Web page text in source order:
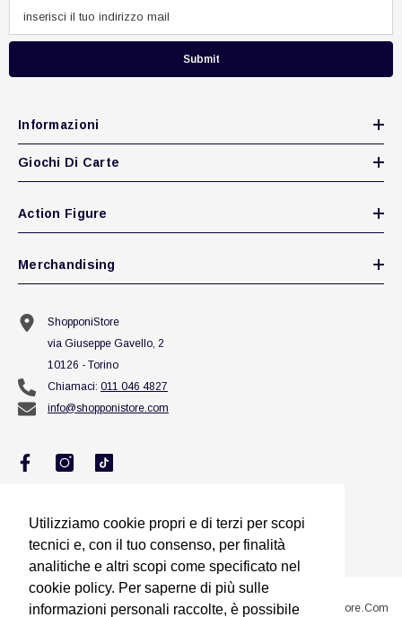
Utilizziamo cookie propri e di terzi per scopi
tecnici e, con il tuo consenso, per finalità
analitiche e altri scopi come specificato nel
cookie policy. Per saperne di più sulle
informazioni personali raccolte, è possibile
Utilizziamo cookie propri e di terzi per scopi
tecnici e, con il tuo consenso, per finalità
analitiche e altri scopi come specificato nel
cookie policy. Per saperne di più sulle
informazioni personali raccolte, è possibile
Submit
Informazioni
Giochi Di Carte
Action Figure
Merchandising
ShopponiStore
via Giuseppe Gavello, 2
10126 - Torino
Chiamaci: 011 046 4827
info@shopponistore.com
@2023 Sito Proprietà Di Squillario Jessica Titolare Di ShopponiStore.com